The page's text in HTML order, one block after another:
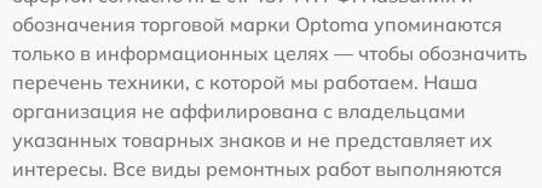
обозначения торговой марки Optoma упоминаются
только в информационных целях — чтобы обозначить
перечень техники, с которой мы работаем. Наша
организация не аффилирована с владельцами
указанных товарных знаков и не представляет их
интересы. Все виды ремонтных работ выполняются